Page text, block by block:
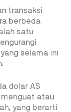
transaksi
berbeda
satu
selama ini
dolar AS
atau
yang berarti